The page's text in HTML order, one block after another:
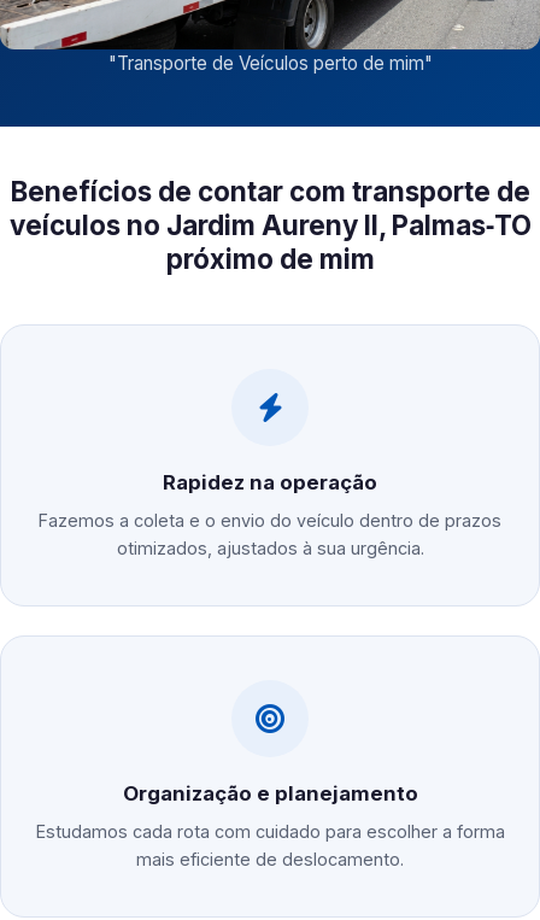
"Transporte de Veículos perto de mim"
Benefícios de contar com transporte de
veículos no Jardim Aureny II, Palmas‑TO
próximo de mim
Rapidez na operação
Fazemos a coleta e o envio do veículo dentro de prazos
otimizados, ajustados à sua urgência.
Organização e planejamento
Estudamos cada rota com cuidado para escolher a forma
mais eficiente de deslocamento.